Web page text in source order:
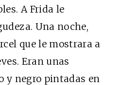
A Frida le
Una noche,
que le mostrara a
Eran unas
y negro pintadas en